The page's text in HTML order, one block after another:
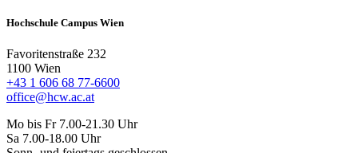
Hochschule Campus Wien
Favoritenstraße 232
1100 Wien
+43 1 606 68 77-6600
office@hcw.ac.at
Mo bis Fr 7.00-21.30 Uhr
Sa 7.00-18.00 Uhr